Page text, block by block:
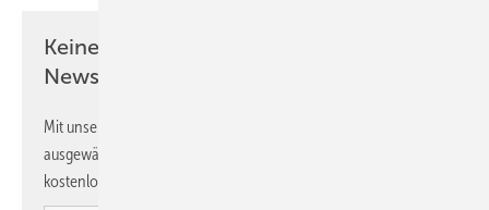
Keine Zeit? Kein Problem mit dem ERE
Newsletter!
Mit unserem Newsletter erhalten Sie regelmäßig von uns
ausgewählte Informationen und Neuigkeiten, gebündelt und
kostenlos direkt ins Postfach.